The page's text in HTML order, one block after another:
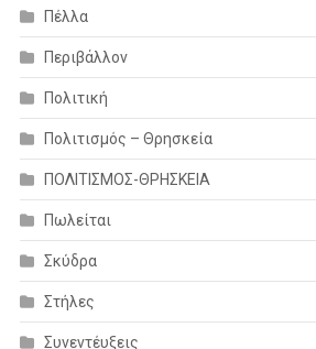
Πέλλα
Περιβάλλον
Πολιτική
Πολιτισμός – Θρησκεία
ΠΟΛΙΤΙΣΜΟΣ-ΘΡΗΣΚΕΙΑ
Πωλείται
Σκύδρα
Στήλες
Συνεντέυξεις